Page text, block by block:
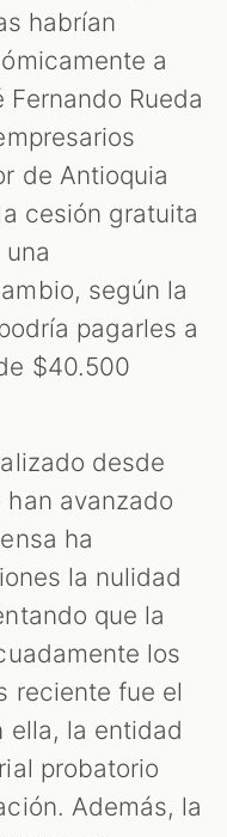
habrían
a
Rueda
de Antioquia
cesión gratuita
según la
pagarles a
$40.500
desde
avanzado
ha
la nulidad
que la
los
reciente fue el
ella, la entidad
probatorio
Además, la